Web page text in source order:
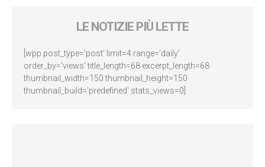
LE NOTIZIE PIÙ LETTE
[wpp post_type='post' limit=4 range='daily'
order_by='views' title_length=68 excerpt_length=68
thumbnail_width=150 thumbnail_height=150
thumbnail_build='predefined' stats_views=0]